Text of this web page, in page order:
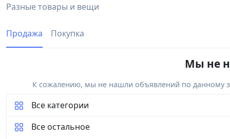
Разные товары и вещи
Продажа Покупка
Мы не
К сожалению, мы не нашли объявлений по данному
Все категории
Все остальное